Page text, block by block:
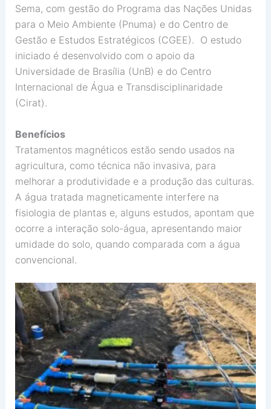
Sema, com gestão do Programa das Nações Unidas
para o Meio Ambiente (Pnuma) e do Centro de
Gestão e Estudos Estratégicos (CGEE). O estudo
iniciado é desenvolvido com o apoio da
Universidade de Brasília (UnB) e do Centro
Internacional de Água e Transdisciplinaridade
(Cirat).
Benefícios
Tratamentos magnéticos estão sendo usados na
agricultura, como técnica não invasiva, para
melhorar a produtividade e a produção das culturas.
A água tratada magneticamente interfere na
fisiologia de plantas e, alguns estudos, apontam que
ocorre a interação solo-água, apresentando maior
umidade do solo, quando comparada com a água
convencional.